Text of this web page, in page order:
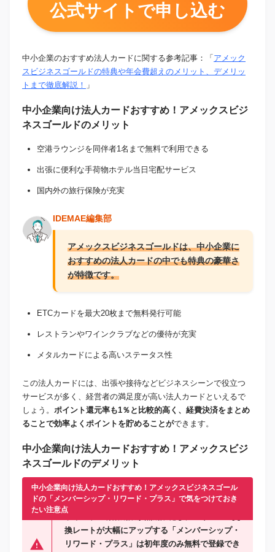
公式サイトで申し込む
中小企業のおすすめ法人カードに関する参考記事：「 アメック
スビジネスゴールドの特典や年会費超えのメリット、デメリッ
トまで徹底解説！ 」
中小企業向け法人カードおすすめ！アメックスビジ
ネスゴールドのメリット
空港ラウンジを同伴者1名まで無料で利用できる
出張に便利な手荷物ホテル当日宅配サービス
国内外の旅行保険が充実
IDEMAE編集部
アメックスビジネスゴールドは、中小企業に
おすすめの法人カードの中でも特典の豪華さ
が特徴です。
ETCカードを最大20枚まで無料発行可能
レストランやワインクラブなどの優待が充実
メタルカードによる高いステータス性
この法人カードには、出張や接待などビジネスシーンで役立つ
サービスが多く、経営者の満足度が高い法人カードといえるで
しょう。 ポイント還元率も1％と比較的高く、経費決済をまとめ
ることで効率よくポイントを貯めることができます。
中小企業向け法人カードおすすめ！アメックスビジ
ネスゴールドのデメリット
中小企業向け法人カードおすすめ！アメックスビジネスゴール
ドの「メンバーシップ・リワード・プラス」で気をつけておき
たい注意点
換レートが大幅にアップする「メンバーシップ・
リワード・プラス」は初年度のみ無料で登録でき